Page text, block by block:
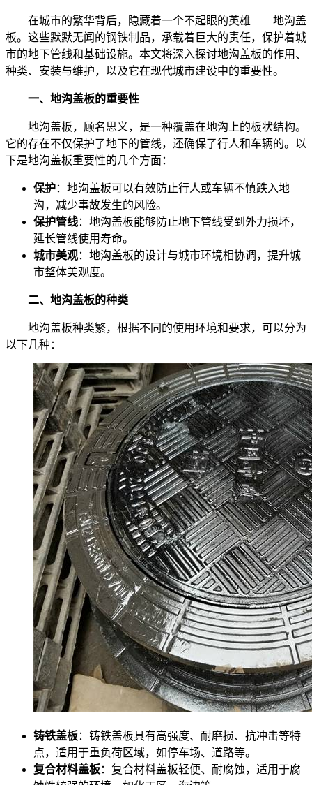
在城市的繁华背后，隐藏着一个不起眼的英雄——地沟盖
板。这些默默无闻的钢铁制品，承载着巨大的责任，保护着城
市的地下管线和基础设施。本文将深入探讨地沟盖板的作用、
种类、安装与维护，以及它在现代城市建设中的重要性。
一、地沟盖板的重要性
地沟盖板，顾名思义，是一种覆盖在地沟上的板状结构。
它的存在不仅保护了地下的管线，还确保了行人和车辆的。以
下是地沟盖板重要性的几个方面：
保护：地沟盖板可以有效防止行人或车辆不慎跌入地
沟，减少事故发生的风险。
保护管线：地沟盖板能够防止地下管线受到外力损坏，
延长管线使用寿命。
城市美观：地沟盖板的设计与城市环境相协调，提升城
市整体美观度。
二、地沟盖板的种类
地沟盖板种类繁，根据不同的使用环境和要求，可以分为
以下几种：
铸铁盖板：铸铁盖板具有高强度、耐磨损、抗冲击等特
点，适用于重负荷区域，如停车场、道路等。
复合材料盖板：复合材料盖板轻便、耐腐蚀，适用于腐